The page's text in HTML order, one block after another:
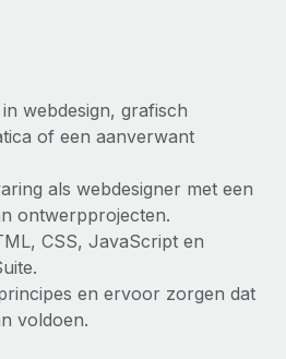
beheren en...
in 19 landen
leider in de wereldwijde
zet zich sinds 2016...
webdesign, grafisch
of een aanverwant
als webdesigner met een
ontwerpprojecten.
CSS, JavaScript en
en ervoor zorgen dat
voldoen.